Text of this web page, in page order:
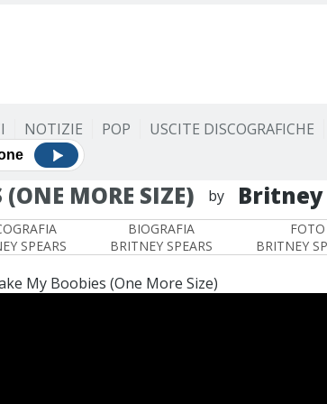
NOTIZIE POP USCITE DISCOGRAFICHE
MORE SIZE) by Britney
SPEARS
BIOGRAFIA
BRITNEY SPEARS
FOTO
BRITNEY
My Boobies (One More Size)